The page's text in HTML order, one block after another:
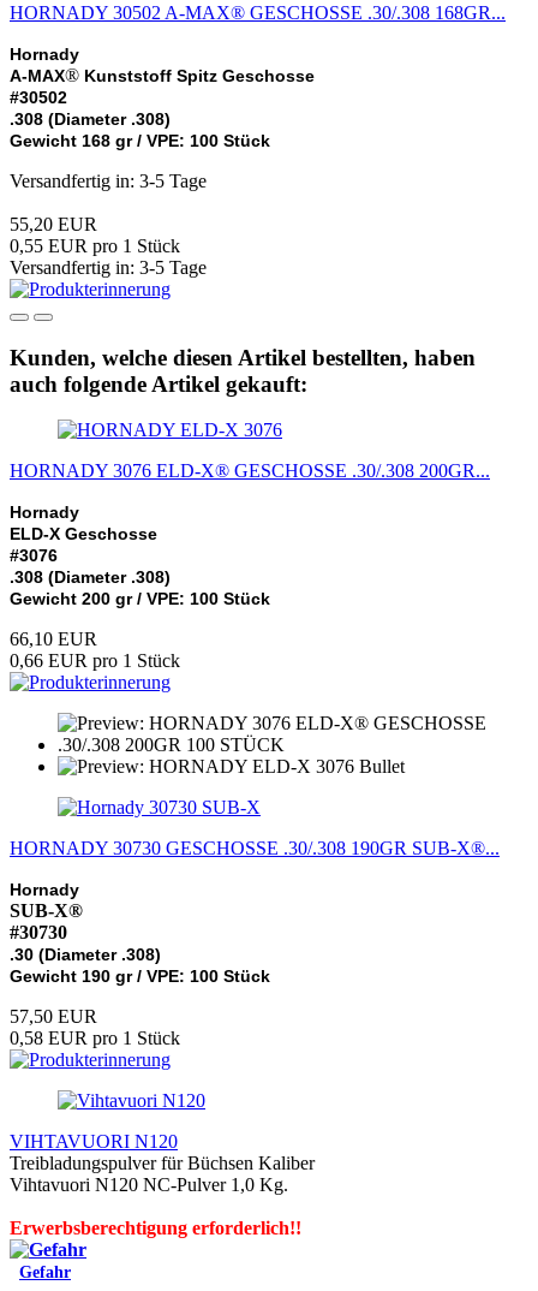
HORNADY 30502 A-MAX® GESCHOSSE .30/.308 168GR...
Hornady
A-MAX® Kunststoff Spitz Geschosse
#30502
.308 (Diameter .308)
Gewicht 168 gr / VPE: 100 Stück
Versandfertig in: 3-5 Tage
55,20 EUR
0,55 EUR pro 1 Stück
Versandfertig in: 3-5 Tage
Kunden, welche diesen Artikel bestellten, haben
auch folgende Artikel gekauft:
HORNADY 3076 ELD-X® GESCHOSSE .30/.308 200GR...
Hornady
ELD-X Geschosse
#3076
.308 (Diameter .308)
Gewicht 200 gr / VPE: 100 Stück
66,10 EUR
0,66 EUR pro 1 Stück
HORNADY 30730 GESCHOSSE .30/.308 190GR SUB-X®...
Hornady
SUB-X®
#30730
.30 (Diameter .308)
Gewicht 190 gr / VPE: 100 Stück
57,50 EUR
0,58 EUR pro 1 Stück
VIHTAVUORI N120
Treibladungspulver für Büchsen Kaliber
Vihtavuori N120 NC-Pulver 1,0 Kg.
Erwerbsberechtigung erforderlich!!
Gefahr